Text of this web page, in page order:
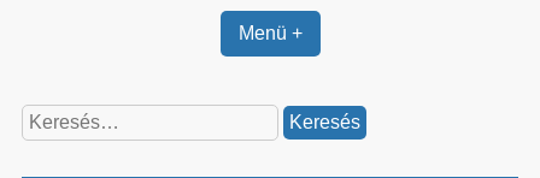
Menü +
Keresés: